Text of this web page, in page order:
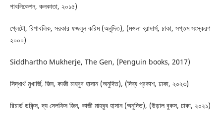
পাবলিকেশন, কলকাতা, ২০১৫)
প্লেটো, রিপাবলিক, সরকার ফজলুল করিম (অনুদিত), (মওলা ব্রাদার্স, ঢাকা, সপ্তম সংস্করণ
২০০০)
Siddhartho Mukherje, The Gen, (Penguin books, 2017)
সিদ্ধার্থ মুখার্জি, জিন, কাজী মাহবুব হাসান (অনুদিত), (দিব্য প্রকাশ, ঢাকা, ২০২৩)
রিচার্ড ডকিন্স, দ্য সেলফিস জিন, কাজী মাহবুব হাসান (অনুদিত), (উড়াল বুকস, ঢাকা, ২০২১)